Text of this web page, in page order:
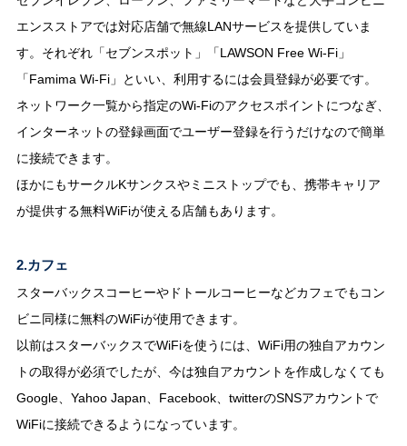
エンスストアでは対応店舗で無線LANサービスを提供していま
す。それぞれ「セブンスポット」「LAWSON Free Wi-Fi」
「Famima Wi-Fi」といい、利用するには会員登録が必要です。
ネットワーク一覧から指定のWi-Fiのアクセスポイントにつなぎ、
インターネットの登録画面でユーザー登録を行うだけなので簡単
に接続できます。
ほかにもサークルKサンクスやミニストップでも、携帯キャリア
が提供する無料WiFiが使える店舗もあります。
2.カフェ
スターバックスコーヒーやドトールコーヒーなどカフェでもコン
ビニ同様に無料のWiFiが使用できます。
以前はスターバックスでWiFiを使うには、WiFi用の独自アカウン
トの取得が必須でしたが、今は独自アカウントを作成しなくても
Google、Yahoo Japan、Facebook、twitterのSNSアカウントで
WiFiに接続できるようになっています。